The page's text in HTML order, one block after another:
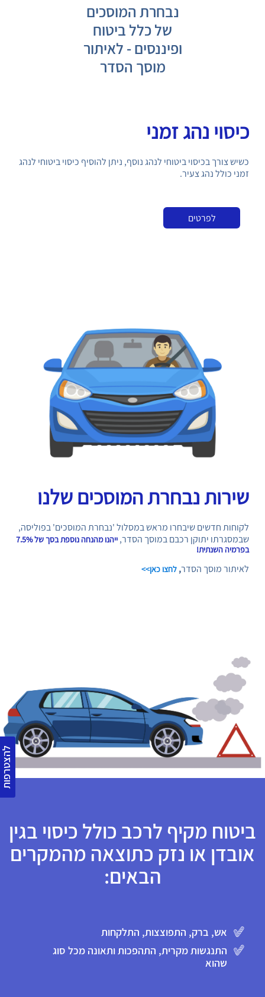
נבחרת המוסכים
של כלל ביטוח
ופיננסים - לאיתור
מוסך הסדר
כיסוי נהג זמני
כשיש צורך בכיסוי ביטוחי לנהג נוסף, ניתן להוסיף כיסוי ביטוחי לנהג
זמני כולל נהג צעיר.
לפרטים
שירות נבחרת המוסכים שלנו
לקוחות חדשים שיבחרו מראש במסלול 'נבחרת המוסכים' בפוליסה,
שבמסגרתו יתוקן רכבם במוסך הסדר,
ייהנו מהנחה נוספת בסך של 7.5%
בפרמיה השנתית!
לאיתור מוסך הסדר, לחצו כאן>>
ביטוח מקיף לרכב כולל כיסוי בגין
אובדן או נזק כתוצאה מהמקרים
הבאים:
אש, ברק, התפוצצות, התלקחות
התנגשות מקרית, התהפכות ותאונה מכל סוג
שהוא